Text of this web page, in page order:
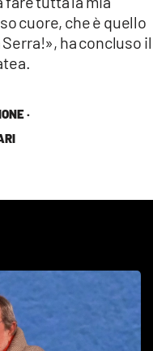
·
cuore, che è quello
ha concluso il